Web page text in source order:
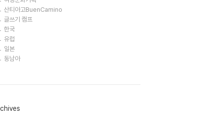
산티아고BuenCamino
글쓰기 캠프
한국
유럽
일본
동남아